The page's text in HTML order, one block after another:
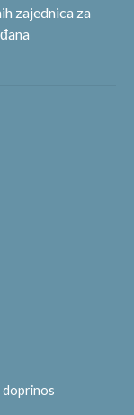
zajednica za
doprinos